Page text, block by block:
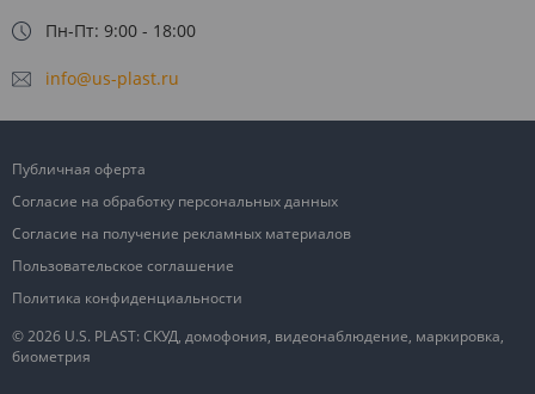
Пн-Пт: 9:00 - 18:00
info@us-plast.ru
© 2026 U.S. PLAST: СКУД, домофония, видеонаблюдение, маркировка,
биометрия
Публичная оферта
Согласие на обработку персональных данных
Согласие на получение рекламных материалов
Пользовательское соглашение
Политика конфиденциальности